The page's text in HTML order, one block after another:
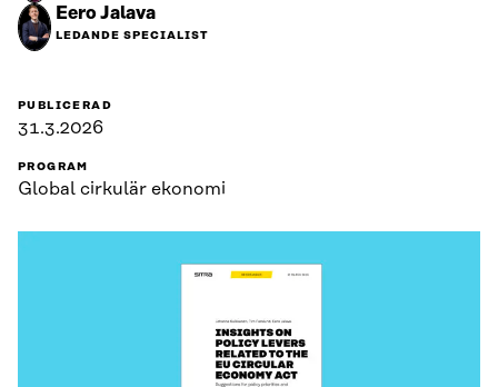
Eero Jalava
LEDANDE SPECIALIST
PUBLICERAD
31.3.2026
PROGRAM
Global cirkulär ekonomi